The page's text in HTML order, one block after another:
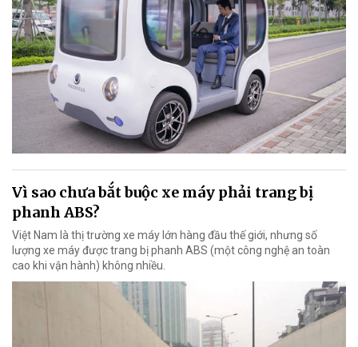
Vì sao chưa bắt buộc xe máy phải trang bị
phanh ABS?
Việt Nam là thị trường xe máy lớn hàng đầu thế giới, nhưng số
lượng xe máy được trang bị phanh ABS (một công nghệ an toàn
cao khi vận hành) không nhiều.